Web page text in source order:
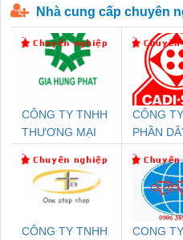
Nhà cung cấp chuyên
CÔNG TY TNHH
THƯƠNG MẠI
THUẬT ĐIỆN CƠ
GIA HƯNG PHÁT
CÔNG
PHẦN
CÔNG TY TNHH
CONG